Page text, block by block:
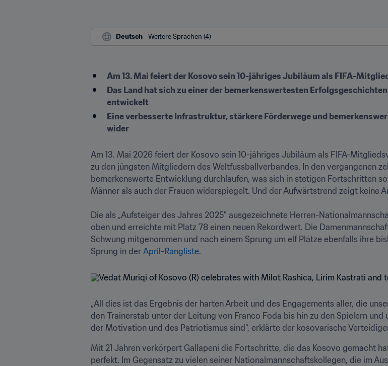
Deutsch - Weitere Sprachen (4)
Am 13. Mai feiert der Kosovo sein 10-jähriges Jubiläum als FIFA-
Das Land hat sich zu einer der bemerkenswertesten
entwickelt
Eine verbesserte Infrastruktur, stärkere Förderwege und
wider
Am 13. Mai 2026 feiert der Kosovo sein 10-jähriges Jubiläum als FIFA-
zu den jüngsten Mitgliedern des Weltfussballverbandes. In den vergangenen
bemerkenswerte Entwicklung durchlaufen, was sich in stetigen Fortschritten
Männer als auch der Frauen widerspiegelt. Und der Aufwärtstrend zeigt keine
Die als „Aufsteiger des Jahres 2025" ausgezeichnete Herren-
oben und erreichte mit Platz 78 einen neuen Rekordwert. Die
Schwung mitgenommen und nach einem Sprung um elf Plätze ebenfalls ihre
Sprung in der April-Rangliste.
„All dies ist das Ergebnis der harten Arbeit und des Engagements aller, die
den Trainerstab unter der Leitung von Franco Foda bis hin zu den Spielern
der Motivation und des Patriotismus sind“, erklärte der kosovarische
Mit 21 Jahren verkörpert Gallapeni die Fortschritte, die das Kosovo gemacht
perfekt. Im Gegensatz zu vielen seiner Nationalmannschaftskollegen, die im